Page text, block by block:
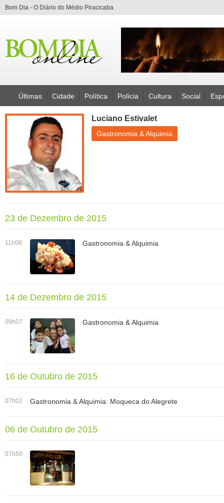
Bom Dia - O Diário do Médio Piracicaba
Últimas Cidade Política Polícia Cultura Social
Luciano Estivalet
Gastronomia & Alquimia
23 de Dezembro de 2015
11h06 Gastronomia & Alquimia
14 de Dezembro de 2015
09h07 Gastronomia & Alquimia
16 de Outubro de 2015
07h02 Gastronomia & Alquimia: Moqueca do Alegrete
06 de Outubro de 2015
07h50